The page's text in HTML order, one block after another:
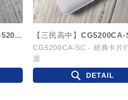
【中正高中&新生國小】CG5200CA-LS - 卡片款帶線5200mAh行動電...
CG5200CA-SC - 經典卡片
源
DETAIL